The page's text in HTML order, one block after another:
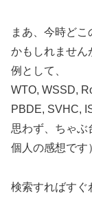
まあ、今時ど
かもしれません
例として、
WTO, WSSD,
PBDE, SVHC,
思わず、ちゃぶ
個人の感想です
検索すればすぐ